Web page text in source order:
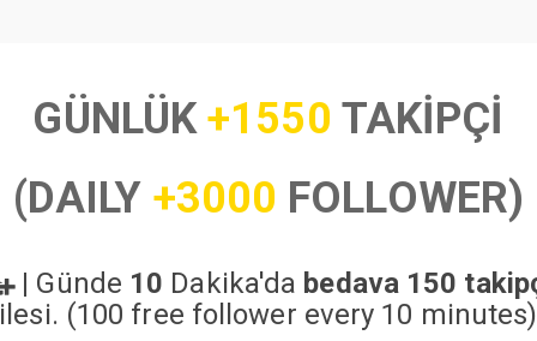
GÜNLÜK+1550 TAKİPÇİ
(DAILY +3000 FOLLOWER)
| Günde 10 Dakika'da bedava 150
(100 free follower every 10 minutes)